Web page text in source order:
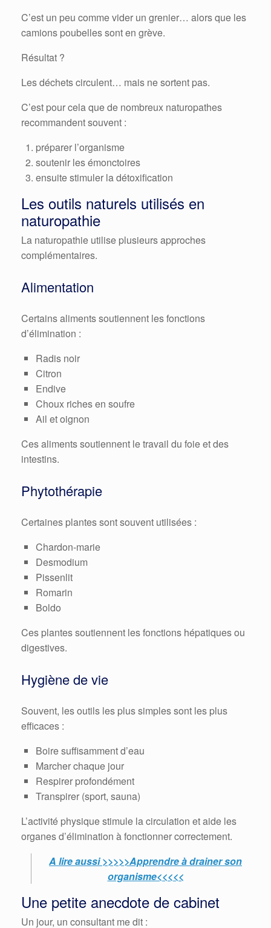
C’est un peu comme vider un grenier… alors que les
camions poubelles sont en grève.
Résultat ?
Les déchets circulent… mais ne sortent pas.
C’est pour cela que de nombreux naturopathes
recommandent souvent :
préparer l’organisme
soutenir les émonctoires
ensuite stimuler la détoxification
Les outils naturels utilisés en
naturopathie
La naturopathie utilise plusieurs approches
complémentaires.
Alimentation
Certains aliments soutiennent les fonctions
d’élimination :
Radis noir
Citron
Endive
Choux riches en soufre
Ail et oignon
Ces aliments soutiennent le travail du foie et des
intestins.
Phytothérapie
Certaines plantes sont souvent utilisées :
Chardon-marie
Desmodium
Pissenlit
Romarin
Boldo
Ces plantes soutiennent les fonctions hépatiques ou
digestives.
Hygiène de vie
Souvent, les outils les plus simples sont les plus
efficaces :
Boire suffisamment d’eau
Marcher chaque jour
Respirer profondément
Transpirer (sport, sauna)
L’activité physique stimule la circulation et aide les
organes d’élimination à fonctionner correctement.
A lire aussi >>>>>Apprendre à drainer son
organisme<<<<<
Une petite anecdote de cabinet
Un jour, un consultant me dit :